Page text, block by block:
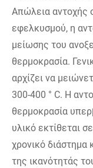
Απώλεια αντοχής
εφελκυσμού, η
μείωσης του
θερμοκρασία.
αρχίζει να
300-400 ° C. Η
θερμοκρασία
υλικό εκτίθεται
χρονικό διάστημα
της ικανότητάς